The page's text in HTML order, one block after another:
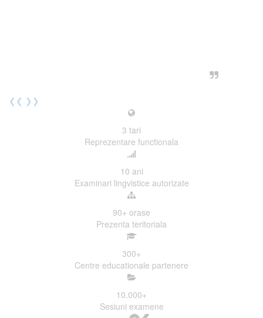
❮❮ ❯❯
3 tari
Reprezentare functionala
10 ani
Examinari lingvistice autorizate
90+ orase
Prezenta teritoriala
300+
Centre educationale partenere
10.000+
Sesiuni examene